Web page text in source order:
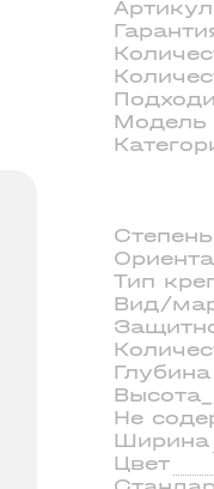
светильники56
Артикул
Модель
Тип
Вид/
Глубина
Высота__
Не
Ширина
Цвет